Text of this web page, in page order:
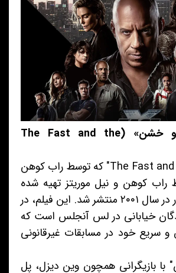
9. فیلم «سریع و خشن» (The Fast and the
فیلم "The Fast and the Furious" که توسط راب کوهن
کوهن و نیل موریتز تهیه شده
است، برای اولین بار در سال ۲۰۰۱ منتشر شد. این فیلم، در
خیابانی در لس آنجلس است که
سریع خود در مسابقات غیرقانونی
بازیگرانی همچون وین دیزل، پل